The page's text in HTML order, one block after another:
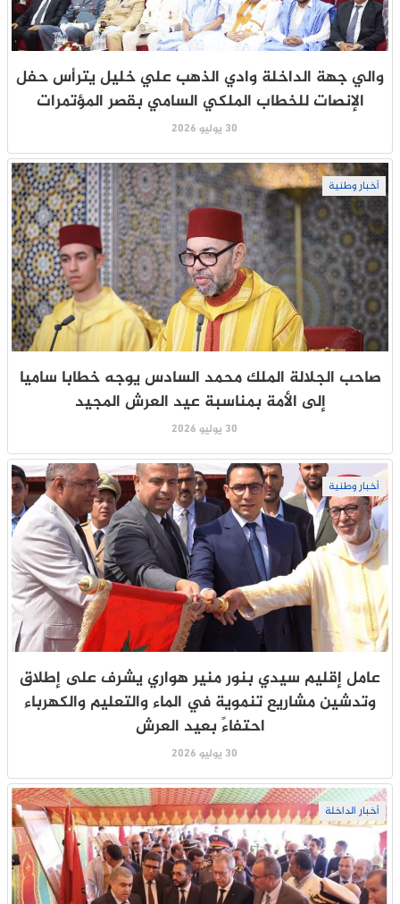
والي جهة الداخلة وادي الذهب علي خليل يترأس حفل
الإنصات للخطاب الملكي السامي بقصر المؤتمرات
30 يوليو 2026
أخبار وطنية
صاحب الجلالة الملك محمد السادس يوجه خطابا ساميا
إلى الأمة بمناسبة عيد العرش المجيد
30 يوليو 2026
أخبار وطنية
عامل إقليم سيدي بنور منير هواري يشرف على إطلاق
وتدشين مشاريع تنموية في الماء والتعليم والكهرباء
احتفاءً بعيد العرش
30 يوليو 2026
أخبار الداخلة